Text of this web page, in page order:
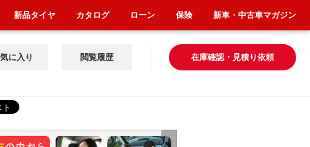
在庫確認・見積り依頼
に入り 閲覧履歴
新品タイヤ カタログ ローン 保険 新車・中古車マガジン